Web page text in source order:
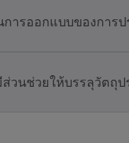
ารออกแบบของการป
วนช่วยให้บรรลุวัตถุ